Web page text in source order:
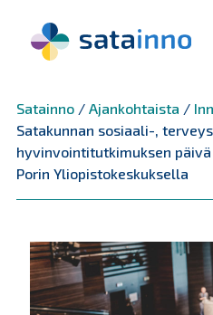
Satainno/ Ajankohtaista /
Satakunnan sosiaali-,
hyvinvointitutkimuksen päivä
Porin Yliopistokeskuksella